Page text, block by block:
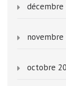
décembre
novembre
octobre